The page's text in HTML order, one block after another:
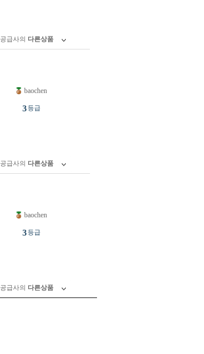
공급사의 다른상품
baochen
3등급
공급사의 다른상품
baochen
3등급
공급사의 다른상품